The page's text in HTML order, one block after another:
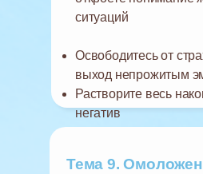
Тема 9.
ситуаций
Освободитесь от
выход непрожитым
Растворите весь
негатив